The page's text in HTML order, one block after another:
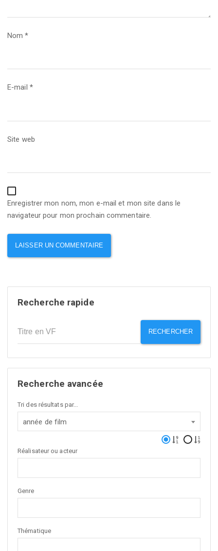
Nom*
E-mail *
Site web
Enregistrer mon nom, mon e-mail et mon site dans le
navigateur pour mon prochain commentaire.
Recherche rapide
RECHERCHER
Recherche avancée
Tri des résultats par...
année de film
Réalisateur ou acteur
Genre
Thématique